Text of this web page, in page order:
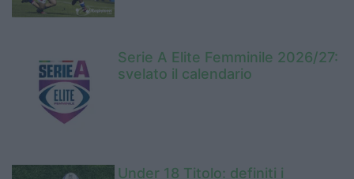
Serie A Elite Femminile 2026/27:
svelato il calendario
Under 18 Titolo: definiti i